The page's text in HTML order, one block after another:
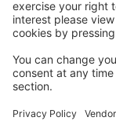
Ubytování
Vyberte si z